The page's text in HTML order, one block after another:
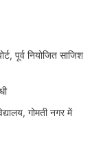
पूर्व नियोजित साजिश
गोमती नगर में